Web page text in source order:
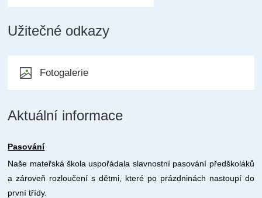
Užitečné odkazy
Fotogalerie
Aktuální informace
Pasování
Naše mateřská škola uspořádala slavnostní pasování předškoláků
a zároveň rozloučení s dětmi, které po prázdninách nastoupí do
první třídy.